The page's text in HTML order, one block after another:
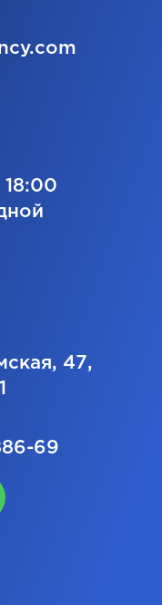
47,
69